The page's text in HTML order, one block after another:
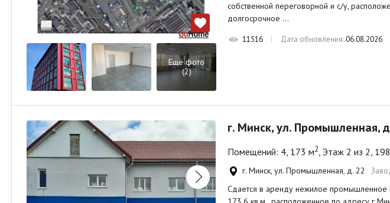
Ещё фото
(2)
собственной переговорной и с/у,
долгосрочное …
11516 Дата обновления:06.08.2026
г. Минск, ул. Промышленная,
Помещений: 4, 173 м2, Этаж 2 из 2,
г. Минск, ул. Промышленная, д. 22
Сдается в аренду нежилое